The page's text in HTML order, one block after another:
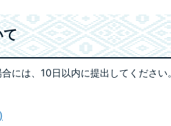
て
には、10日以内に提出してください。